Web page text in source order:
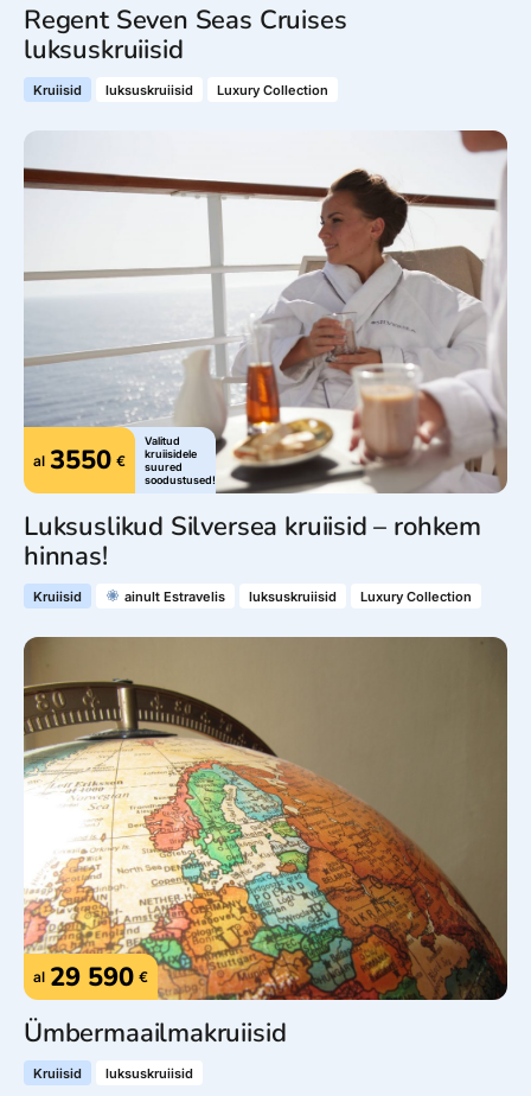
Regent Seven Seas Cruises
luksuskruiisid
Kruiisid luksuskruiisid Luxury Collection
al 3550 €
Valitud
kruiisidele
suured
soodustused!
Luksuslikud Silversea kruiisid – rohkem
hinnas!
Kruiisid ainult Estravelis luksuskruiisid Luxury Collection
al 29 590 €
Ümbermaailmakruiisid
Kruiisid luksuskruiisid